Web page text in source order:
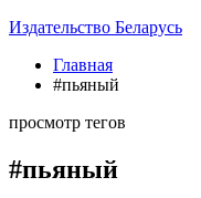
Издательство Беларусь
Главная
#пьяный
просмотр тегов
#пьяный